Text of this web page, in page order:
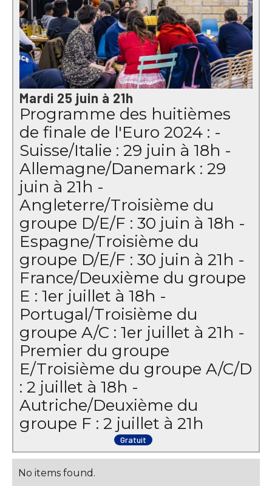
Mardi 25 juin à 21h
Programme des huitièmes
de finale de l'Euro 2024 : -
Suisse/Italie : 29 juin à 18h -
Allemagne/Danemark : 29
juin à 21h -
Angleterre/Troisième du
groupe D/E/F : 30 juin à 18h -
Espagne/Troisième du
groupe D/E/F : 30 juin à 21h -
France/Deuxième du groupe
E : 1er juillet à 18h -
Portugal/Troisième du
groupe A/C : 1er juillet à 21h -
Premier du groupe
E/Troisième du groupe A/C/D
: 2 juillet à 18h -
Autriche/Deuxième du
groupe F : 2 juillet à 21h
Gratuit
No items found.